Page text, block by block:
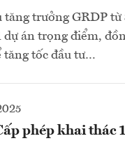
trưởng GRDP
dự án trọng điểm,
tăng tốc đầu tư…
phép khai thác